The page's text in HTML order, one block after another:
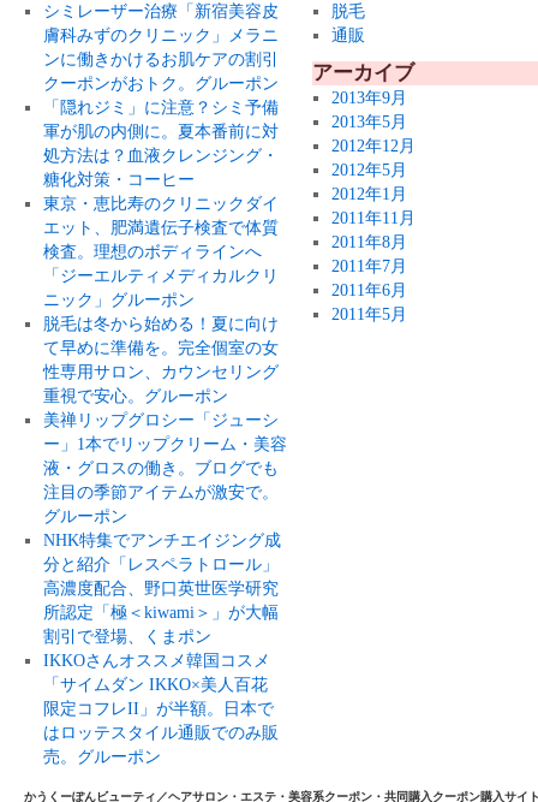
シミレーザー治療「新宿美容皮
膚科みずのクリニック」メラニ
ンに働きかけるお肌ケアの割引
クーポンがおトク。グルーポン
「隠れジミ」に注意？シミ予備
軍が肌の内側に。夏本番前に対
処方法は？血液クレンジング・
糖化対策・コーヒー
東京・恵比寿のクリニックダイ
エット、肥満遺伝子検査で体質
検査。理想のボディラインへ
「ジーエルティメディカルクリ
ニック」グルーポン
脱毛は冬から始める！夏に向け
て早めに準備を。完全個室の女
性専用サロン、カウンセリング
重視で安心。グルーポン
美禅リップグロシー「ジューシ
ー」1本でリップクリーム・美容
液・グロスの働き。ブログでも
注目の季節アイテムが激安で。
グルーポン
NHK特集でアンチエイジング成
分と紹介「レスペラトロール」
高濃度配合、野口英世医学研究
所認定「極＜kiwami＞」が大幅
割引で登場、くまポン
IKKOさんオススメ韓国コスメ
「サイムダン IKKO×美人百花
限定コフレII」が半額。日本で
はロッテスタイル通販でのみ販
売。グルーポン
脱毛
通販
アーカイブ
2013年9月
2013年5月
2012年12月
2012年5月
2012年1月
2011年11月
2011年8月
2011年7月
2011年6月
2011年5月
かうくーぽんビューティ／ヘアサロン・エステ・美容系クーポン・共同購入クーポン購入サイ